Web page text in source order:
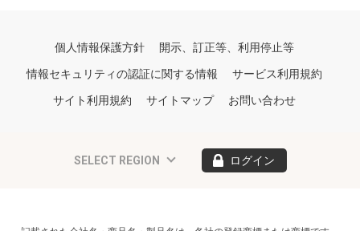
個人情報保護方針 開示、訂正等、利用停止等
情報セキュリティの認証に関する情報 サービス利用規約
サイト利用規約 サイトマップ お問い合わせ
SELECT REGION ログイン